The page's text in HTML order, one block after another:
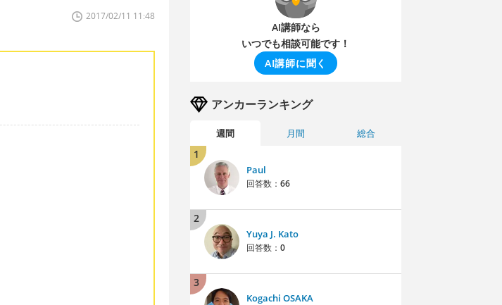
2017/02/11 11:48
AI講師なら
いつでも相談可能です！
AI講師に聞く
アンカーランキング
週間 月間 総合
1
Paul
回答数： 66
2
Yuya J. Kato
回答数： 0
3
Kogachi OSAKA